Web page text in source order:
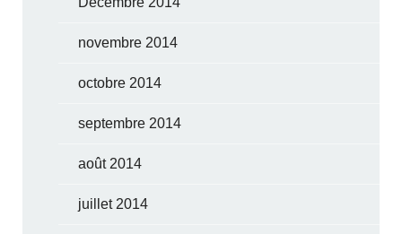
novembre 2014
octobre 2014
septembre 2014
août 2014
juillet 2014